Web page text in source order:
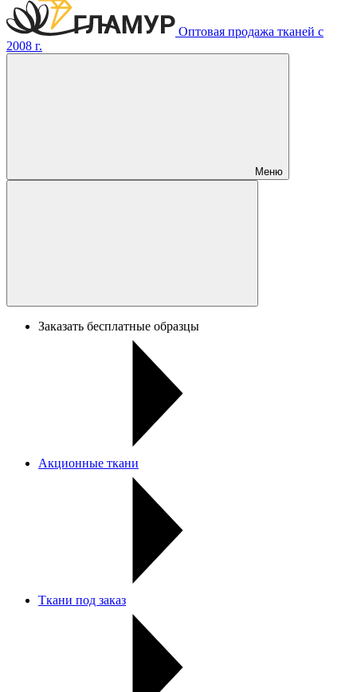
Оптовая продажа тканей с
2008 г.
Меню
Заказать бесплатные образцы
Акционные ткани
Ткани под заказ